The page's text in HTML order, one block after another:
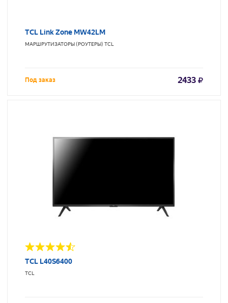
TCL Link Zone MW42LM
МАРШРУТИЗАТОРЫ (РОУТЕРЫ) TCL
Под заказ 2433
TCL L40S6400
TCL